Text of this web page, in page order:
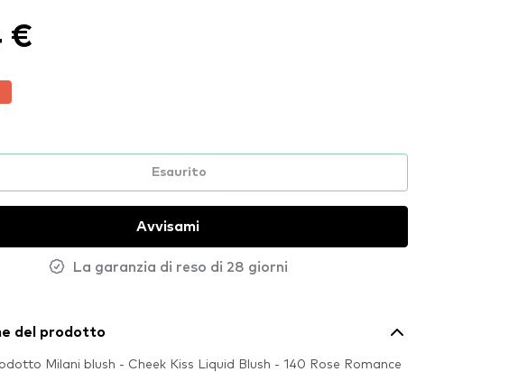
€
Esaurito
Avvisami
La garanzia di reso di 28 giorni
del prodotto
Milani blush - Cheek Kiss Liquid Blush - 140 Rose Romance